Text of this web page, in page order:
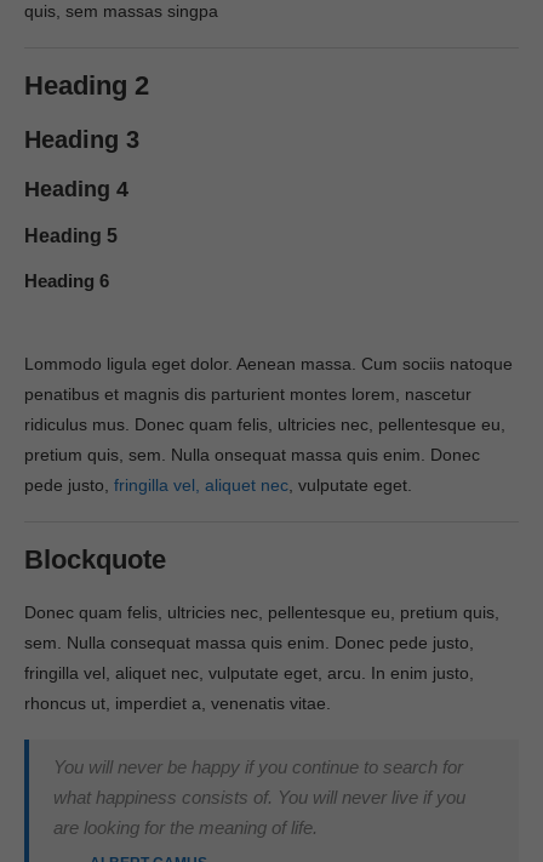
quis, sem massas singpa
Heading 2
Heading 3
Heading 4
Heading 5
Heading 6
Lommodo ligula eget dolor. Aenean massa. Cum sociis natoque
penatibus et magnis dis parturient montes lorem, nascetur
ridiculus mus. Donec quam felis, ultricies nec, pellentesque eu,
pretium quis, sem. Nulla onsequat massa quis enim. Donec
pede justo, fringilla vel, aliquet nec , vulputate eget.
Blockquote
Donec quam felis, ultricies nec, pellentesque eu, pretium quis,
sem. Nulla consequat massa quis enim. Donec pede justo,
fringilla vel, aliquet nec, vulputate eget, arcu. In enim justo,
rhoncus ut, imperdiet a, venenatis vitae.
You will never be happy if you continue to search for
what happiness consists of. You will never live if you
are looking for the meaning of life.